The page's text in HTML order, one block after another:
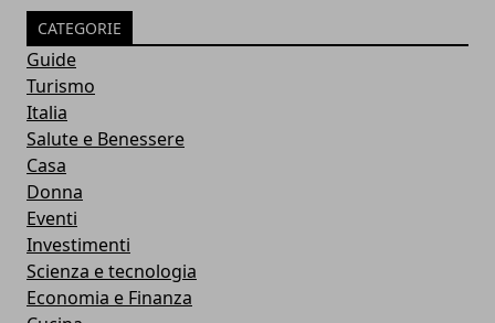
CATEGORIE
Guide
Turismo
Italia
Salute e Benessere
Casa
Donna
Eventi
Investimenti
Scienza e tecnologia
Economia e Finanza